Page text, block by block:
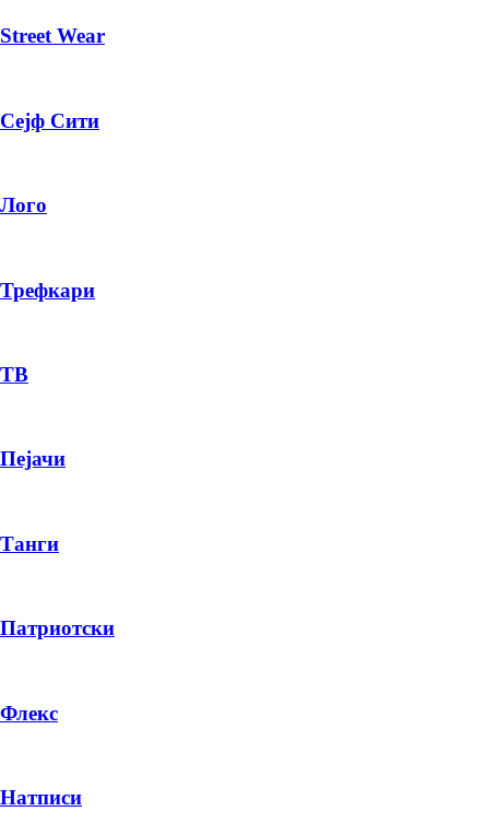
Street Wear
Сејф Сити
Лого
Трефкари
ТВ
Пејачи
Танги
Патриотски
Флекс
Натписи